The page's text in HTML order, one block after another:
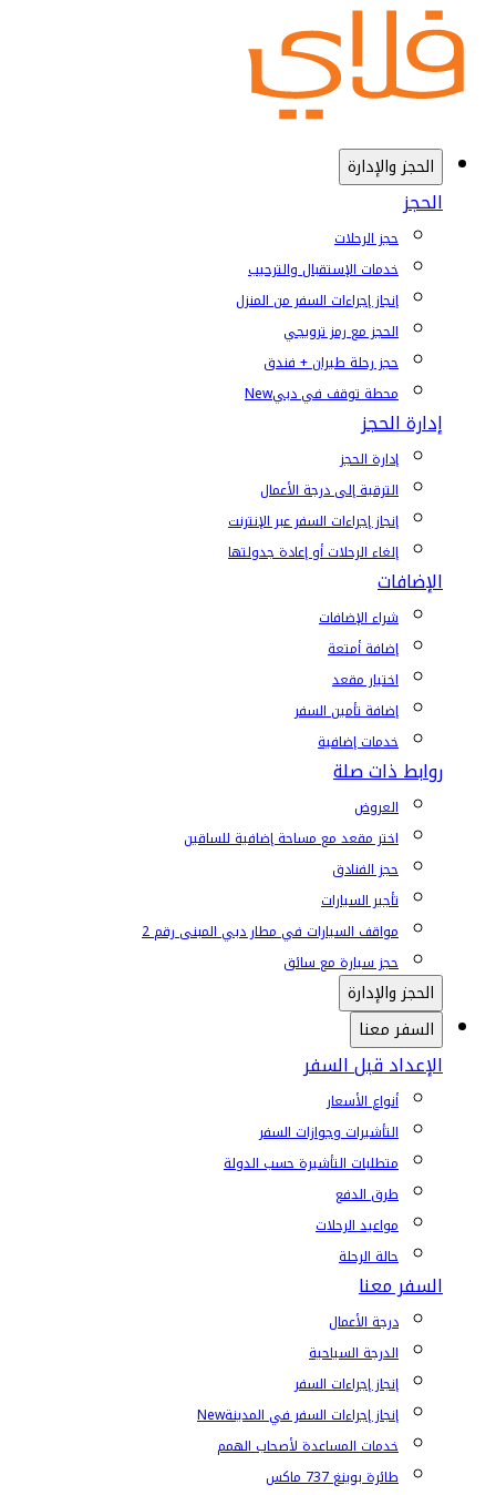
الحجز والإدارة
الحجز
حجز الرحلات
خدمات الإستقبال والترحيب
إنجاز إجراءات السفر من المنزل
الحجز مع رمز ترويجي
حجز رحلة طيران + فندق
محطة توقف في دبيNew
إدارة الحجز
إدارة الحجز
الترقية إلى درجة الأعمال
إنجاز إجراءات السفر عبر الإنترنت
إلغاء الرحلات أو إعادة جدولتها
الإضافات
شراء الإضافات
إضافة أمتعة
اختيار مقعد
إضافة تأمين السفر
خدمات إضافية
روابط ذات صلة
العروض
اختر مقعد مع مساحة إضافية للساقين
حجز الفنادق
تأجير السيارات
مواقف السيارات في مطار دبي المبنى رقم 2
حجز سيارة مع سائق
الحجز والإدارة
السفر معنا
الإعداد قبل السفر
أنواع الأسعار
التأشيرات وجوازات السفر
متطلبات التأشيرة حسب الدولة
طرق الدفع
مواعيد الرحلات
حالة الرحلة
السفر معنا
درجة الأعمال
الدرجة السياحية
إنجاز إجراءات السفر
إنجاز إجراءات السفر في المدينةNew
خدمات المساعدة لأصحاب الهمم
طائرة بوينغ 737 ماكس